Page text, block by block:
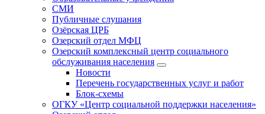
СМИ
Публичные слушания
Озёрская ЦРБ
Озерский отдел МФЦ
Озерский комплексный центр социального
обслуживания населения
Новости
Перечень государственных услуг и работ
Блок-схемы
ОГКУ «Центр социальной поддержки населения»